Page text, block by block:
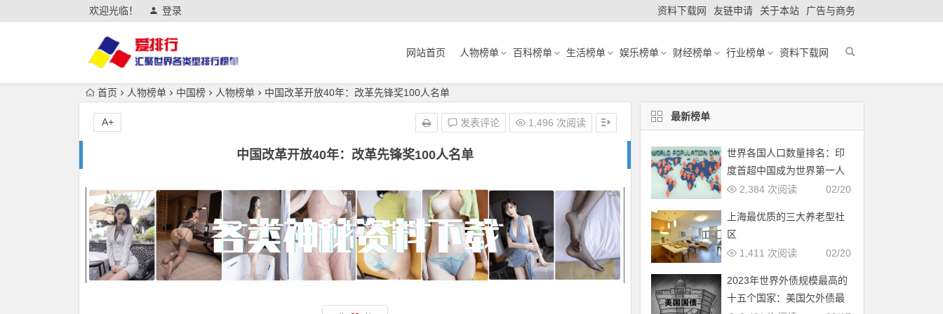
欢迎光临！ 登录 资料下载网 友链申请 关于本站 广告与商务
网站首页 人物榜单 百科榜单 生活榜单 娱乐榜单 财经榜单 行业榜单 资料下载网
首页 人物榜单 中国榜 人物榜单 中国改革开放40年：改革先锋奖100人名单
中国改革开放40年：改革先锋奖100人名单
发表评论 1,496 次阅读
A+ 最新榜单
世界各国人口数量排名：印
度首超中国成为世界第一人
口大国
02/20
2,384 次阅读
上海最优质的三大养老型社
区
02/20
1,411 次阅读
2023年世界外债规模最高的
十五个国家：美国欠外债最